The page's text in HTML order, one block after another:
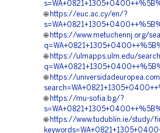
🌐 https://euc.ac.cy/en/?
🌐 https://www.metuchennj.org/
🌐 https://ulmapps.ulm.edu/
🌐 https://
🌐 https://mu-sofia.bg/?
🌐 https://www.tudublin.ie/study/